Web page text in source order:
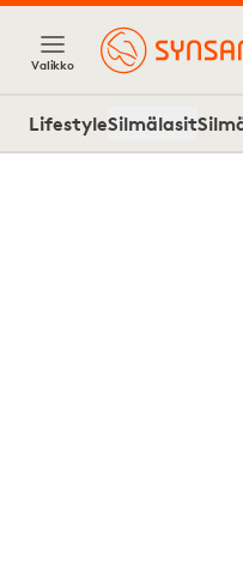
Valikko
LifestyleSilmälasit